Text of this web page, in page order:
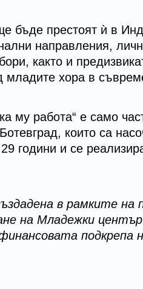
бъде престоят ѝ в
направления,
както и
младите хора в
му работа“ е само
които са
години и се
в рамките на
на Младежки
подкрепа